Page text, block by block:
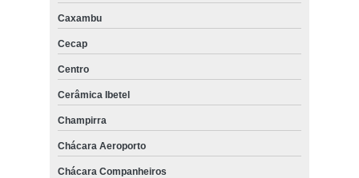
Caxambu
Cecap
Centro
Cerâmica Ibetel
Champirra
Chácara Aeroporto
Chácara Companheiros